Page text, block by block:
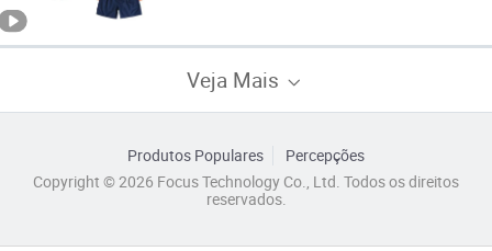
Veja Mais
Produtos Populares
Percepções
Copyright © 2026 Focus Technology Co., Ltd. Todos os direitos
reservados.